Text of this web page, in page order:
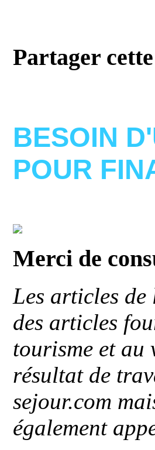
Partager
BESOIN
POUR
Merci de
Les articles
des articles
tourisme et au
résultat de
sejour.com
également